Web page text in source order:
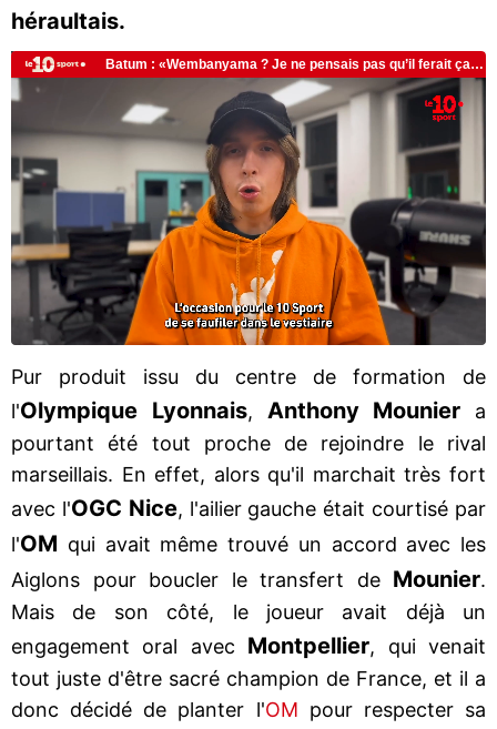
héraultais.
Pur produit issu du centre de formation de
l'Olympique Lyonnais, Anthony Mounier a
pourtant été tout proche de rejoindre le rival
marseillais. En effet, alors qu'il marchait très fort
avec l'OGC Nice, l'ailier gauche était courtisé par
l'OM qui avait même trouvé un accord avec les
Aiglons pour boucler le transfert de Mounier.
Mais de son côté, le joueur avait déjà un
engagement oral avec Montpellier, qui venait
tout juste d'être sacré champion de France, et il a
donc décidé de planter l'OM pour respecter sa